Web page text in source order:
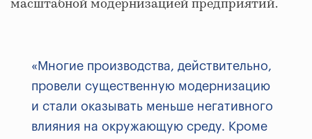
масштабной модернизацией предприятий.
«Многие производства, действительно,
провели существенную модернизацию
и стали оказывать меньше негативного
влияния на окружающую среду. Кроме